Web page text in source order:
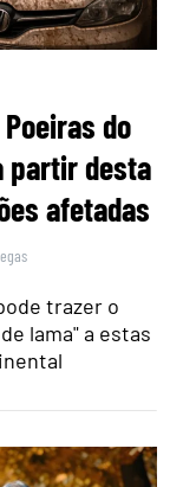
do
partir desta
afetadas
trazer o
lama" a estas